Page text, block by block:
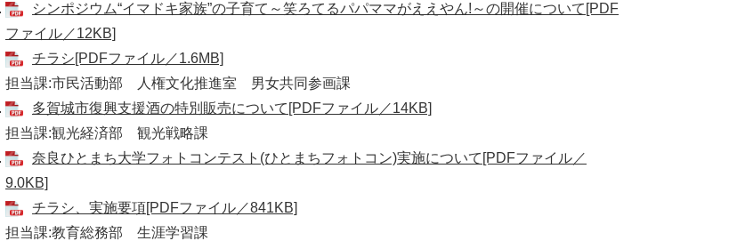
シンポジウム“イマドキ家族”の子育て～笑ろてるパパママがええやん!～の開催について[PDF
ファイル／12KB]
チラシ[PDFファイル／1.6MB]
担当課:市民活動部 人権文化推進室 男女共同参画課
多賀城市復興支援酒の特別販売について[PDFファイル／14KB]
担当課:観光経済部 観光戦略課
奈良ひとまち大学フォトコンテスト(ひとまちフォトコン)実施について[PDFファイル／
9.0KB]
チラシ、実施要項[PDFファイル／841KB]
担当課:教育総務部 生涯学習課